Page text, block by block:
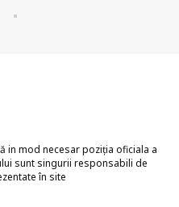
in mod necesar poziția oficiala a
sunt singurii responsabili de
în site